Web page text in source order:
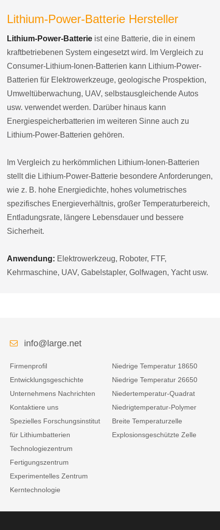
Lithium-Power-Batterie Hersteller
Lithium-Power-Batterie ist eine Batterie, die in einem
kraftbetriebenen System eingesetzt wird. Im Vergleich zu
Consumer-Lithium-Ionen-Batterien kann Lithium-Power-
Batterien für Elektrowerkzeuge, geologische Prospektion,
Umweltüberwachung, UAV, selbstausgleichende Autos
usw. verwendet werden. Darüber hinaus kann
Energiespeicherbatterien im weiteren Sinne auch zu
Lithium-Power-Batterien gehören.
Im Vergleich zu herkömmlichen Lithium-Ionen-Batterien
stellt die Lithium-Power-Batterie besondere Anforderungen,
wie z. B. hohe Energiedichte, hohes volumetrisches
spezifisches Energieverhältnis, großer Temperaturbereich,
Entladungsrate, längere Lebensdauer und bessere
Sicherheit.
Anwendung: Elektrowerkzeug, Roboter, FTF,
Kehrmaschine, UAV, Gabelstapler, Golfwagen, Yacht usw.
info@large.net
Firmenprofil
Entwicklungsgeschichte
Unternehmens Nachrichten
Kontaktiere uns
Spezielles Forschungsinstitut
für Lithiumbatterien
Technologiezentrum
Fertigungszentrum
Experimentelles Zentrum
Kerntechnologie
Niedrige Temperatur 18650
Niedrige Temperatur 26650
Niedertemperatur-Quadrat
Niedrigtemperatur-Polymer
Breite Temperaturzelle
Explosionsgeschützte Zelle